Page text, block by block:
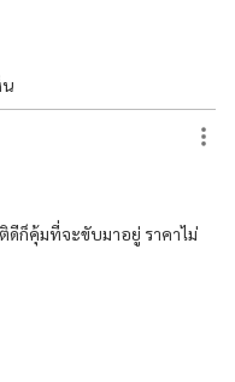
น
ก็คุ้มที่จะขับมาอยู่ ราคาไม่